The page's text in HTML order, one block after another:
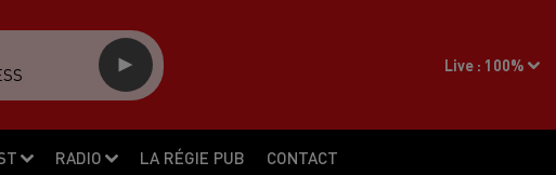
RADIO LA RÉGIE PUB CONTACT
Live : 100%